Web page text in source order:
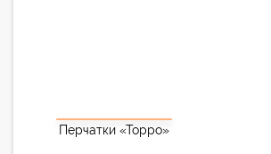
Перчатки «Торро»